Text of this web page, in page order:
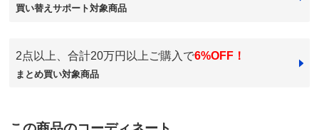
旧価格：¥163,900 税込
別
※商品1個につき、上記配送料金となります。
※北海道・九州・沖縄は地域配送料がかかります。
業ですが、大型商品の場合は有料取付けサービスも承り
買い替えサポート対象商品
2点以上、合計20万円以上ご購入で6%OFF！
まとめ買い対象商品